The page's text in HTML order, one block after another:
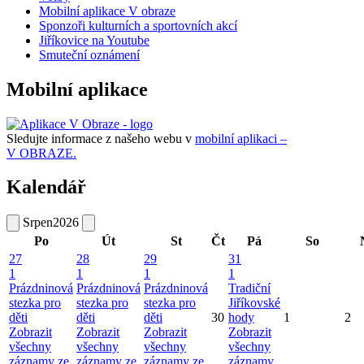
Mobilní aplikace V obraze
Sponzoři kulturních a sportovních akcí
Jiříkovice na Youtube
Smuteční oznámení
Mobilní aplikace
Sledujte informace z našeho webu v mobilní aplikaci –
V OBRAZE.
Kalendář
Srpen2026
Po
Út St Čt Pá So
27
1
Prázdninová
stezka pro
děti
Zobrazit
všechny
28
1
Prázdninová
stezka pro
děti
Zobrazit
všechny
29
1
Prázdninová
stezka pro
děti
Zobrazit
všechny
30
31
1
Tradiční
Jiříkovské
hody
Zobrazit
všechny
1 2